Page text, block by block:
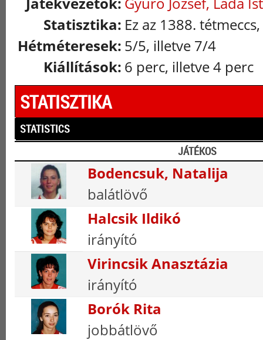
Statisztika: Ez az 1388.
Hétméteresek: 5/5, illetve 7/4
Kiállítások: 6 perc, illetve 4 perc
STATISZTIKA
STATISTICS
JÁTÉKOS
Bodencsuk, Natalija
balátlövő
Halcsik Ildikó
irányító
Virincsik Anasztázia
irányító
Borók Rita
jobbátlövő